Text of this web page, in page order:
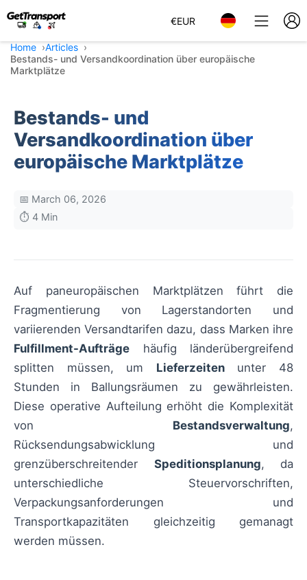
€EUR
Home
Articles
Bestands- und Versandkoordination über europäische
Marktplätze
Bestands- und
Versandkoordination über
europäische Marktplätze
📅 March 06, 2026
⏱️ 4 Min
Auf paneuropäischen Marktplätzen führt die
Fragmentierung von Lagerstandorten und
variierenden Versandtarifen dazu, dass Marken ihre
Fulfillment-Aufträge häufig länderübergreifend
splitten müssen, um Lieferzeitenunter 48
Stunden in Ballungsräumen zu gewährleisten.
Diese operative Aufteilung erhöht die Komplexität
von Bestandsverwaltung,
Rücksendungsabwicklung und
grenzüberschreitender Speditionsplanung, da
unterschiedliche Steuervorschriften,
Verpackungsanforderungen und
Transportkapazitäten gleichzeitig gemanagt
werden müssen.